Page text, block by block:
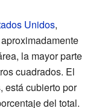
Unidos,
la mayor parte
cuadrados. El
está cubierto por
del total.